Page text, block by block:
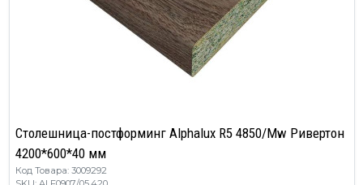
Столешница-постформинг Alphalux R5 4850/Mw Ривертон
4200*600*40 мм
Код Товара: 3009292